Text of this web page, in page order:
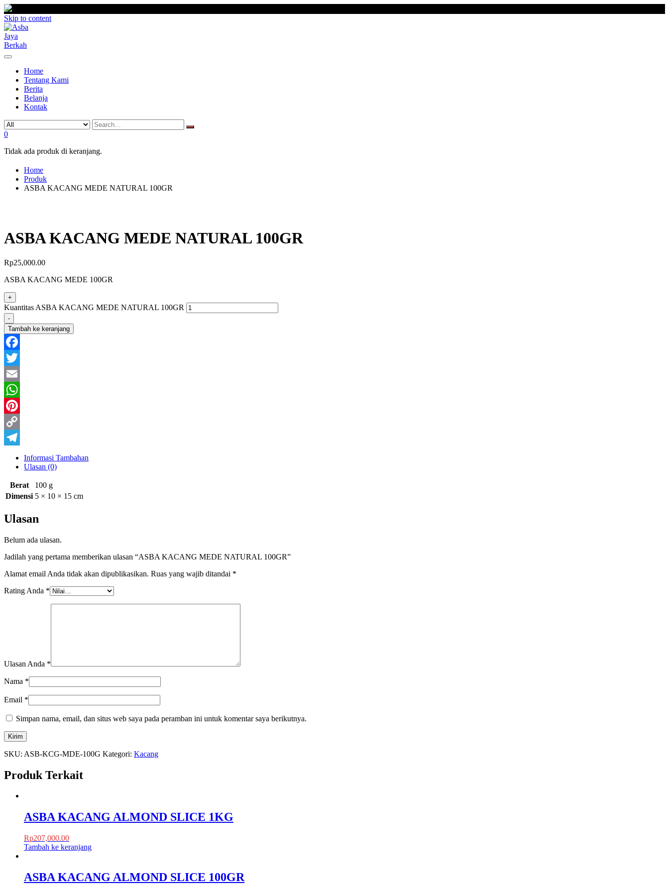
Skip to content
Home
Tentang Kami
Berita
Belanja
Kontak
0
Tidak ada produk di keranjang.
Home
Produk
ASBA KACANG MEDE NATURAL 100GR
ASBA KACANG MEDE NATURAL 100GR
Rp25,000.00
ASBA KACANG MEDE 100GR
+
Kuantitas ASBA KACANG MEDE NATURAL 100GR
-
Tambah ke keranjang
Facebook
Twitter
Email
WhatsApp
Pinterest
Copy
Telegram
Informasi Tambahan
Ulasan (0)
Berat
100 g
Dimensi 5 × 10 × 15 cm
Ulasan
Belum ada ulasan.
Jadilah yang pertama memberikan ulasan “ASBA KACANG MEDE NATURAL 100GR”
Alamat email Anda tidak akan dipublikasikan. Ruas yang wajib ditandai *
Rating Anda *
Ulasan Anda *
Nama *
Email *
Simpan nama, email, dan situs web saya pada peramban ini untuk komentar saya berikutnya.
SKU: ASB-KCG-MDE-100G Kategori: Kacang
Produk Terkait
ASBA KACANG ALMOND SLICE 1KG
Rp207,000.00
Tambah ke keranjang
ASBA KACANG ALMOND SLICE 100GR